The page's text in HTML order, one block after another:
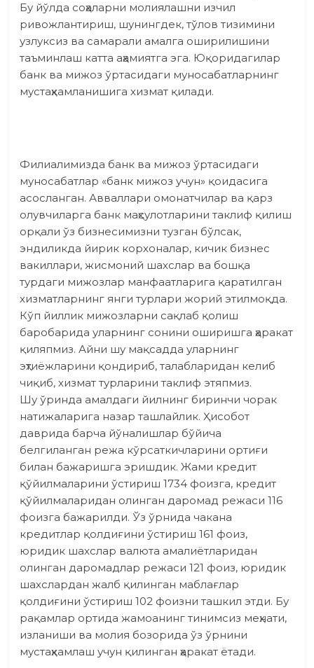
Бу йўлда соҳаларни молиялашни изчил
ривожлантириш, шунингдек, тўлов тизимини
узлуксиз ва самарали амалга оширилишини
таъминлаш катта аҳамиятга эга. Юқоридагилар
банк ва мижоз ўртасидаги муносабатларнинг
мустаҳкамланишига хизмат қилади.
Филиалимизда банк ва мижоз ўртасидаги
муносабатлар «банк мижоз учун» қоидасига
асосланган. Авваллари омонатчилар ва қарз
олувчиларга банк маҳсулотларини таклиф қилиш
орқали ўз бизнесимизни тузган бўлсак,
эндиликда йирик корхоналар, кичик бизнес
вакиллари, жисмоний шахслар ва бошқа
турдаги мижозлар манфаатларига қаратилган
хизматларнинг янги турлари жорий этилмоқда.
Кўп йиллик мижозларни сақлаб қолиш
баробарида уларнинг сонини оширишга ҳаракат
қиляпмиз. Айни шу мақсадда уларнинг
эҳтиёжларини қондириб, талабларидан келиб
чиқиб, хизмат турларини таклиф этяпмиз.
Шу ўринда амалдаги йилнинг биринчи чорак
натижаларига назар ташлайлик. Ҳисобот
даврида барча йўналишлар бўйича
белгиланган режа кўрсаткичларини ортиғи
билан бажаришга эришдик. Жами кредит
қўйилмаларини ўстириш 1734 фоизга, кредит
қўйилмаларидан олинган даромад режаси 116
фоизга бажарилди. Ўз ўрнида чакана
кредитлар қолдиғини ўстириш 161 фоиз,
юридик шахслар валюта амалиётларидан
олинган даромадлар режаси 121 фоиз, юридик
шахслардан жалб қилинган маблағлар
қолдиғини ўстириш 102 фоизни ташкил этди. Бу
рақамлар ортида жамоанинг тинимсиз меҳнати,
изланиши ва молия бозорида ўз ўрнини
мустаҳкамлаш учун қилинган ҳаракат ётади.